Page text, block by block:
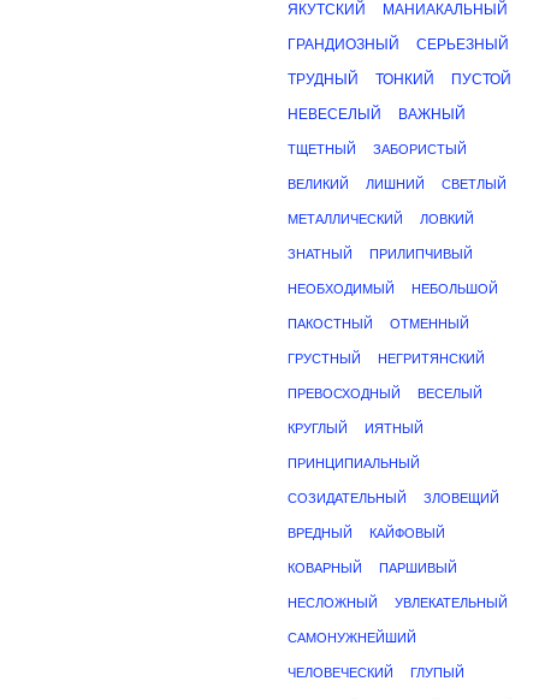
ЯКУТСКИЙ МАНИАКАЛЬНЫЙ
ГРАНДИОЗНЫЙ СЕРЬЕЗНЫЙ
ТРУДНЫЙ ТОНКИЙ ПУСТОЙ
НЕВЕСЕЛЫЙ ВАЖНЫЙ
ТЩЕТНЫЙ ЗАБОРИСТЫЙ
ВЕЛИКИЙ ЛИШНИЙ СВЕТЛЫЙ
МЕТАЛЛИЧЕСКИЙ ЛОВКИЙ
ЗНАТНЫЙ ПРИЛИПЧИВЫЙ
НЕОБХОДИМЫЙ НЕБОЛЬШОЙ
ПАКОСТНЫЙ ОТМЕННЫЙ
ГРУСТНЫЙ НЕГРИТЯНСКИЙ
ПРЕВОСХОДНЫЙ ВЕСЕЛЫЙ
КРУГЛЫЙ ИЯТНЫЙ
ПРИНЦИПИАЛЬНЫЙ
СОЗИДАТЕЛЬНЫЙ ЗЛОВЕЩИЙ
ВРЕДНЫЙ КАЙФОВЫЙ
КОВАРНЫЙ ПАРШИВЫЙ
НЕСЛОЖНЫЙ УВЛЕКАТЕЛЬНЫЙ
САМОНУЖНЕЙШИЙ
ЧЕЛОВЕЧЕСКИЙ ГЛУПЫЙ